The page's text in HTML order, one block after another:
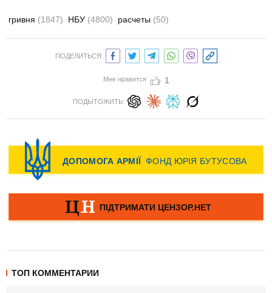
гривня (1847) НБУ (4800) расчеты (50)
ПОДЕЛИТЬСЯ:
Мне нравится 1
ПОДЫТОЖИТЬ:
ТОП КОММЕНТАРИИ